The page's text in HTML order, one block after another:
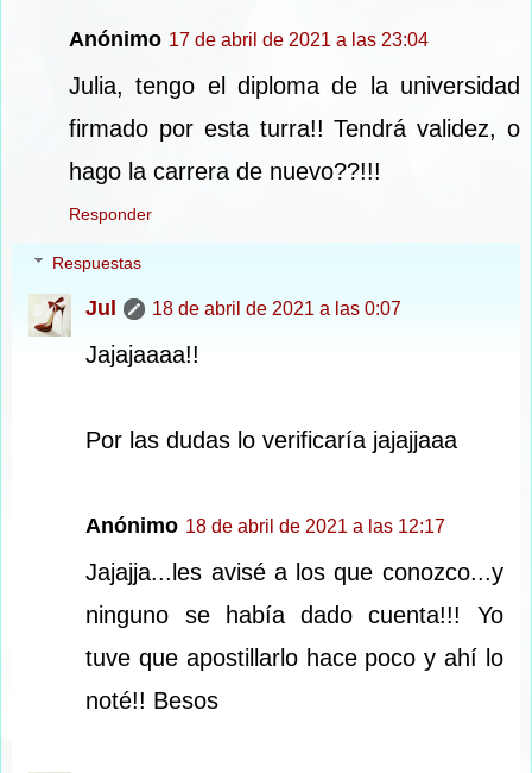
Anónimo 17 de abril de 2021 a las 23:04
Julia, tengo el diploma de la universidad
firmado por esta turra!! Tendrá validez, o
hago la carrera de nuevo??!!!
Responder
Respuestas
Jul 18 de abril de 2021 a las 0:07
Jajajaaaa!!
Por las dudas lo verificaría jajajjaaa
Anónimo 18 de abril de 2021 a las 12:17
Jajajja...les avisé a los que conozco...y
ninguno se había dado cuenta!!! Yo
tuve que apostillarlo hace poco y ahí lo
noté!! Besos